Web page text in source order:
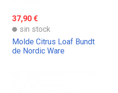
37,90 €
sin stock
Molde Citrus Loaf Bundt
de Nordic Ware